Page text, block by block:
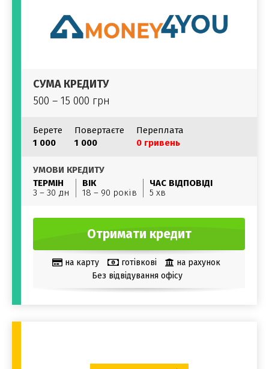
СУМА КРЕДИТУ
500 – 15 000 грн
Берете
1 000
Повертаєте
1 000
Переплата
0 гривень
УМОВИ КРЕДИТУ
ТЕРМІН
3 – 30 дн
ВІК
18 – 90 років
ЧАС ВІДПОВІДІ
5 хв
Отримати кредит
на карту готівкові
на рахунок
Без відвідування офісу